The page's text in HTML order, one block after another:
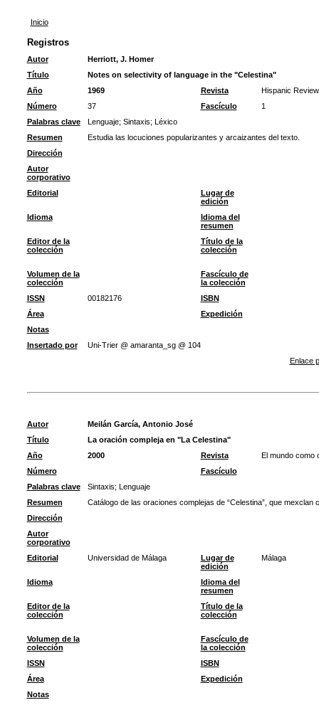
Inicio
Registros
Autor
Herriott, J. Homer
Título
Notes on selectivity of language in the "Celestina"
Año
1969 Revista
Hispanic Review
Número
37 Fascículo
1
Palabras clave
Lenguaje; Sintaxis; Léxico
Resumen
Estudia las locuciones popularizantes y arcaizantes del texto.
Dirección
Autor
corporativo
Editorial
Lugar de
edición
Idioma
Idioma del
resumen
Editor de la
colección
Título de la
colección
Volumen de la
colección
Fascículo de
la colección
ISSN
00182176
ISBN
Área
Expedición
Notas
Insertado por
Uni-Trier @ amaranta_sg @ 104
Enlace
Autor
Meilán García, Antonio José
Título
La oración compleja en "La Celestina"
Año
2000 Revista
El mundo como
Número
Fascículo
Palabras clave
Sintaxis; Lenguaje
Resumen
Catálogo de las oraciones complejas de “Celestina”, que
Dirección
Autor
corporativo
Editorial
Universidad de Málaga
Lugar de
edición
Málaga
Idioma
Idioma del
resumen
Editor de la
colección
Título de la
colección
Volumen de la
colección
Fascículo de
la colección
ISSN
ISBN
Área
Expedición
Notas